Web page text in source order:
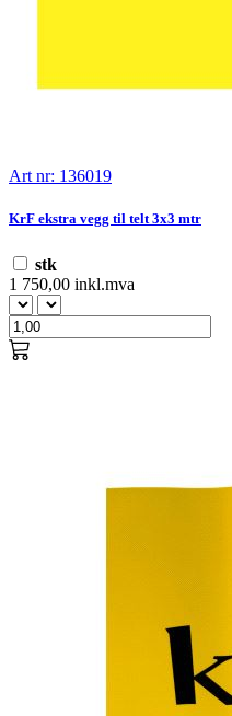
Art nr: 136019
KrF ekstra vegg til telt 3x3 mtr
stk
1 750,00 inkl.mva